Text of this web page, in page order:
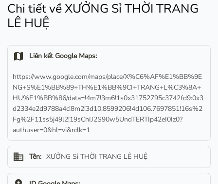
Chi tiết về XƯỞNG Sỉ THỜI TRANG
LÊ HUỆ
map Liên kết Google Maps:
https://www.google.com/maps/place/X%C6%AF%E1%BB%9E
NG+S%E1%BB%89+TH%E1%BB%9CI+TRANG+L%C3%8A+
HU%E1%BB%86/data=!4m7!3m6!1s0x31752795c3742fd9:0x3
d2334e2d9788a4c!8m2!3d10.8599206!4d106.7697851!16s%2
Fg%2F11ss5j49l2!19sChIJ2S90w5UndTERTIp42eI0Iz0?
authuser=0&hl=vi&rclk=1
business Tên: XƯỞNG Sỉ THỜI TRANG LÊ HUỆ